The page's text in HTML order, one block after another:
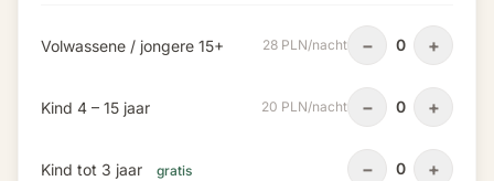
Volwassene / jongere 15+ 28 PLN/nacht − 0 +
Kind 4 – 15 jaar 20 PLN/nacht − 0 +
Kind tot 3 jaar gratis − 0 +